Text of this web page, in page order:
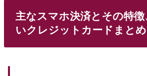
主なスマホ決済とその特
いクレジットカードまとめ